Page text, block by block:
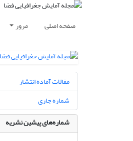
صفحه اصلی مرور
مقالات آماده انتشار
شماره جاری
شماره‌های پیشین نشریه